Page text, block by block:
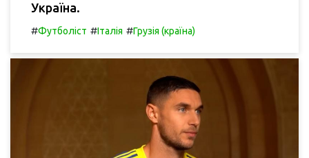
Україна.
#Футболіст #Італія #Грузія (країна)